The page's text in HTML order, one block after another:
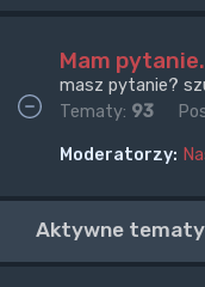
Mam
masz pytanie?
Tematy: 93
Moderatorzy:
Aktywne tematy